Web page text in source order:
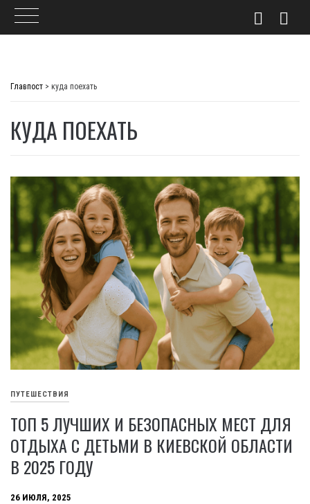
Главпост > куда поехать
КУДА ПОЕХАТЬ
ПУТЕШЕСТВИЯ
ТОП 5 ЛУЧШИХ И БЕЗОПАСНЫХ МЕСТ ДЛЯ
ОТДЫХА С ДЕТЬМИ В КИЕВСКОЙ ОБЛАСТИ
В 2025 ГОДУ
26 ИЮЛЯ, 2025